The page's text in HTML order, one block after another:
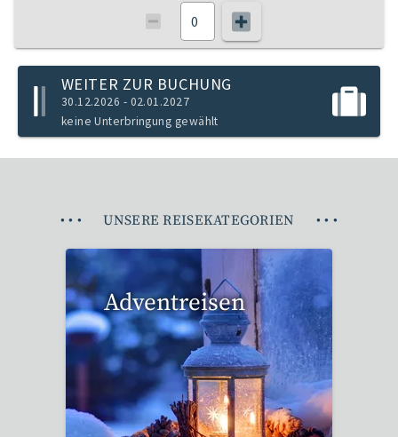
WEITER ZUR BUCHUNG
30.12.2026 - 02.01.2027
keine Unterbringung gewählt
• • • UNSERE REISEKATEGORIEN • • •
Adventreisen